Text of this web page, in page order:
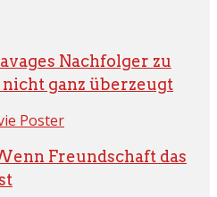
Nachfolger zu
ganz überzeugt
Freundschaft das